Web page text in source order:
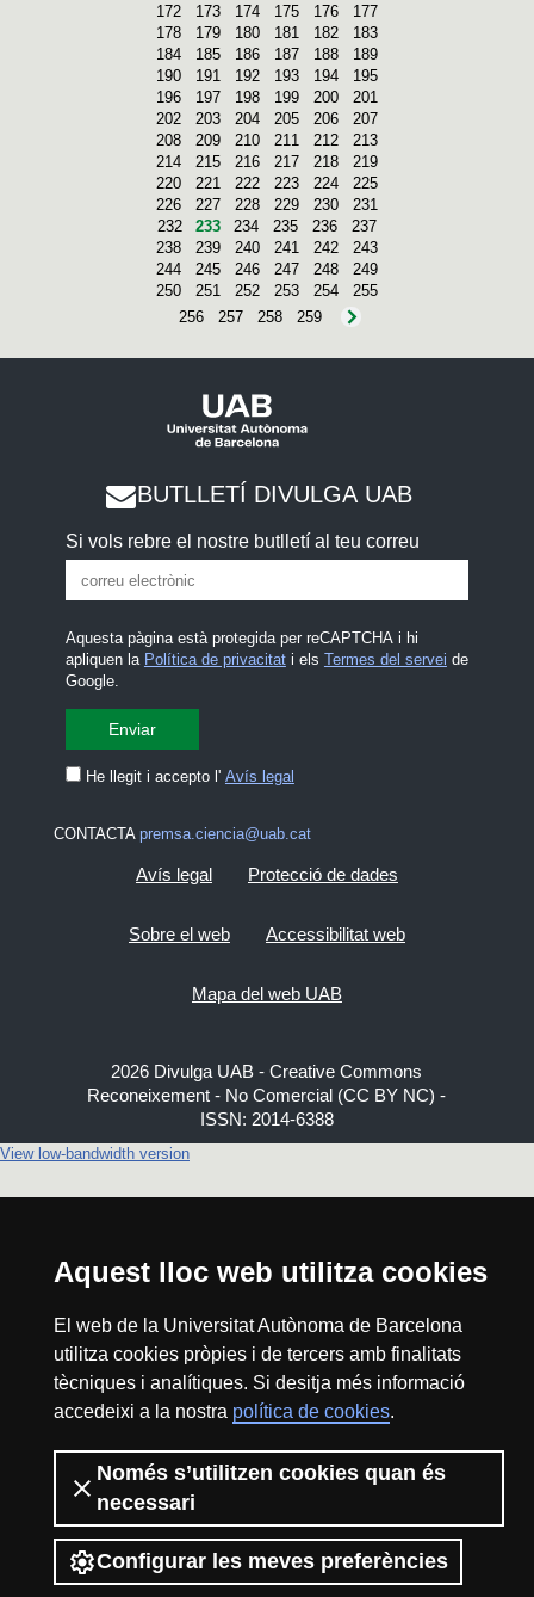
Aquest lloc web utilitza cookies
El web de la Universitat Autònoma de Barcelona
utilitza cookies pròpies i de tercers amb finalitats
tècniques i analítiques. Si desitja més informació
accedeixi a la nostra política de cookies.
Només s’utilitzen cookies quan és
necessari
Configurar les meves preferències
172
173 174 175 176
177
178
179 180 181 182
183
184
185 186 187 188
189
190
191 192 193 194
195
196
197 198 199 200
201
202
203 204 205 206
207
208
209 210 211 212
213
214
215 216 217 218
219
220
221 222 223 224
225
226
227 228 229 230
231
232
233 234 235 236
237
238
239 240 241 242
243
244
245 246 247 248
249
250
251 252 253 254
255
256
257 258 259
BUTLLETÍ DIVULGA UAB
Si vols rebre el nostre butlletí al teu correu
Aquesta pàgina està protegida per reCAPTCHA i hi
apliquen la Política de privacitati els Termes del servei de
Google.
He llegit i accepto l' Avís legal
CONTACTA premsa.ciencia@uab.cat
Avís legal Protecció de dades
Sobre el web Accessibilitat web
Mapa del web UAB
2026 Divulga UAB - Creative Commons
Reconeixement - No Comercial (CC BY NC) -
ISSN: 2014-6388
View low-bandwidth version